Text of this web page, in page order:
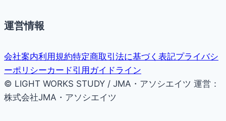
運営情報
会社案内利用規約特定商取引法に基づく表記プライバシ
ーポリシーカード引用ガイドライン
© LIGHT WORKS STUDY / JMA・アソシエイツ 運営：
株式会社JMA・アソシエイツ